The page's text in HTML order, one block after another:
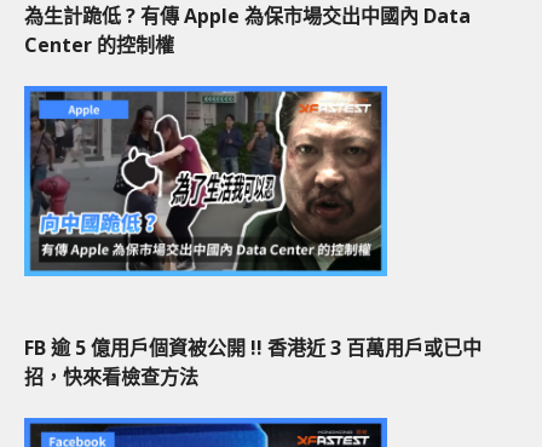
為生計跪低 ? 有傳 Apple 為保市場交出中國內 Data
Center 的控制權
FB 逾 5 億用戶個資被公開 !! 香港近 3 百萬用戶或已中
招，快來看檢查方法